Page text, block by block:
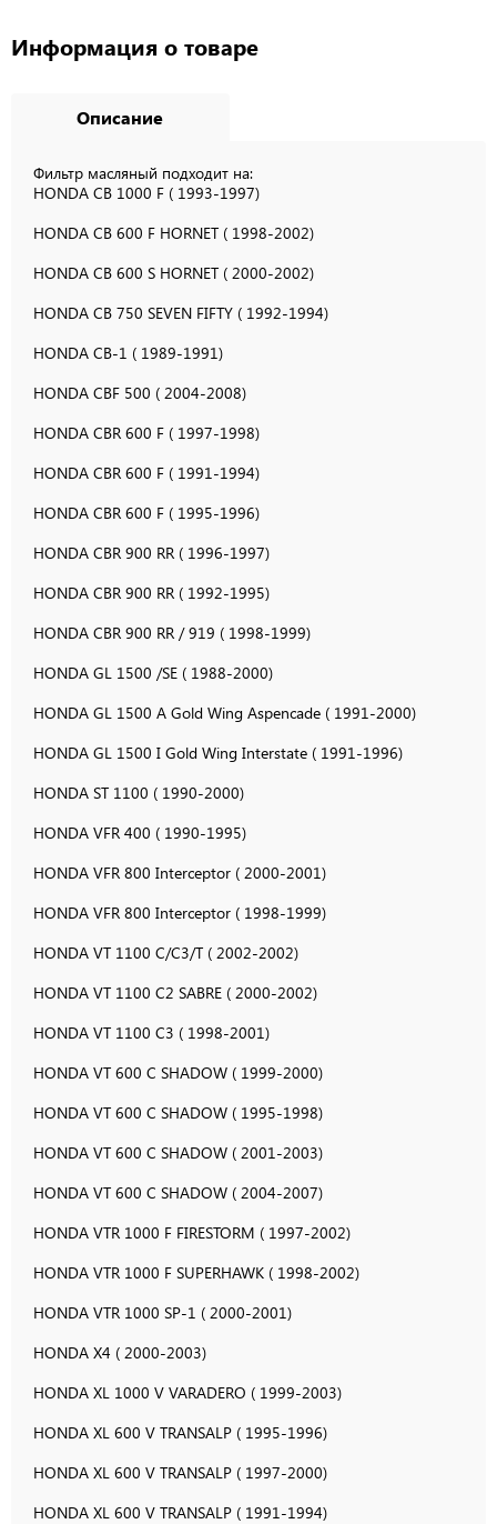
Информация о товаре
Описание
Фильтр масляный подходит на:
HONDA CB 1000 F ( 1993-1997)
HONDA CB 600 F HORNET ( 1998-2002)
HONDA CB 600 S HORNET ( 2000-2002)
HONDA CB 750 SEVEN FIFTY ( 1992-1994)
HONDA CB-1 ( 1989-1991)
HONDA CBF 500 ( 2004-2008)
HONDA CBR 600 F ( 1997-1998)
HONDA CBR 600 F ( 1991-1994)
HONDA CBR 600 F ( 1995-1996)
HONDA CBR 900 RR ( 1996-1997)
HONDA CBR 900 RR ( 1992-1995)
HONDA CBR 900 RR / 919 ( 1998-1999)
HONDA GL 1500 /SE ( 1988-2000)
HONDA GL 1500 A Gold Wing Aspencade ( 1991-2000)
HONDA GL 1500 I Gold Wing Interstate ( 1991-1996)
HONDA ST 1100 ( 1990-2000)
HONDA VFR 400 ( 1990-1995)
HONDA VFR 800 Interceptor ( 2000-2001)
HONDA VFR 800 Interceptor ( 1998-1999)
HONDA VT 1100 C/C3/T ( 2002-2002)
HONDA VT 1100 C2 SABRE ( 2000-2002)
HONDA VT 1100 C3 ( 1998-2001)
HONDA VT 600 C SHADOW ( 1999-2000)
HONDA VT 600 C SHADOW ( 1995-1998)
HONDA VT 600 C SHADOW ( 2001-2003)
HONDA VT 600 C SHADOW ( 2004-2007)
HONDA VTR 1000 F FIRESTORM ( 1997-2002)
HONDA VTR 1000 F SUPERHAWK ( 1998-2002)
HONDA VTR 1000 SP-1 ( 2000-2001)
HONDA X4 ( 2000-2003)
HONDA XL 1000 V VARADERO ( 1999-2003)
HONDA XL 600 V TRANSALP ( 1995-1996)
HONDA XL 600 V TRANSALP ( 1997-2000)
HONDA XL 600 V TRANSALP ( 1991-1994)